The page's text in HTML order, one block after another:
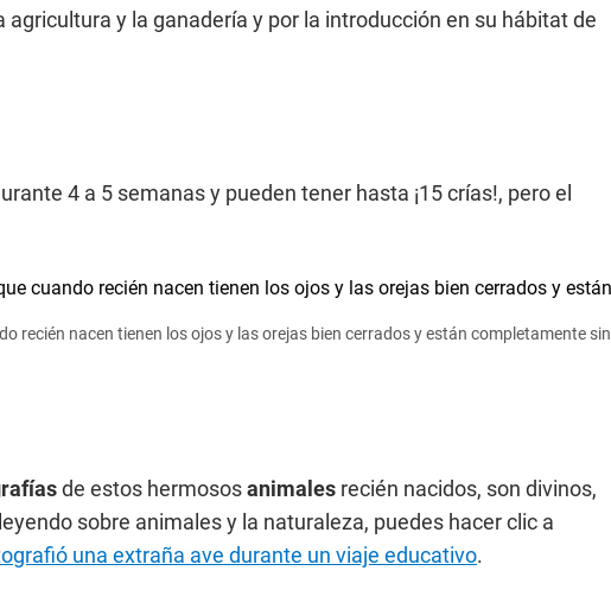
y la ganadería y por la introducción en su hábitat de
4 a 5 semanas y pueden tener hasta ¡15 crías!, pero el
recién nacen tienen los ojos y las orejas bien cerrados y están completamente sin
de estos hermososanimales recién nacidos, son divinos,
sobre animales y la naturaleza, puedes hacer clic a
una extraña ave durante un viaje educativo.